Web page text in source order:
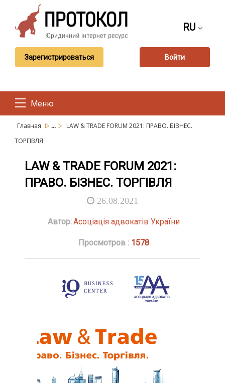
RU
Зарегистрироваться Войти
Меню
Главная ...
LAW & TRADE FORUM 2021: ПРАВО. БІЗНЕС.
ТОРГІВЛЯ
LAW & TRADE FORUM 2021:
ПРАВО. БІЗНЕС. ТОРГІВЛЯ
26.08.2021
Автор:Асоціація адвокатів України
Просмотров : 1578